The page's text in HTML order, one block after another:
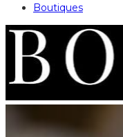
Boutiques